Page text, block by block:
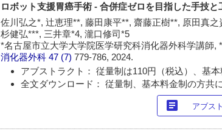
ロボット支援胃癌手術 - 合併症ゼロを目指した手技と
佐川弘之*, 辻恵理**, 藤田康平**, 齋藤正樹**, 原田真
杉健弘***, 三井章*4, 瀧口修司*5
*名古屋市立大学大学院医学研究科消化器外科学講師
消化器外科 47 (7)779-786, 2024.
アブストラクト： 従量制は110円（税込）、基
全文ダウンロード： 従量制、基本料金制の方共
article アブス